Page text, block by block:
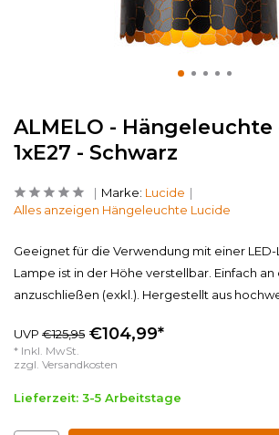
ALMELO -
1xE27 - Schwarz
Marke: Lucide
Alles anzeigen Hängeleuchte Lucide
Geeignet für die Verwendung mit einer
Lampe ist in der Höhe verstellbar. Einfach
anzuschließen (exkl.). Hergestellt aus
UVP €125,95 €104,99*
* Inkl. MwSt.
zzgl. Versandkosten
Lieferzeit: 3-5 Arbeitstage